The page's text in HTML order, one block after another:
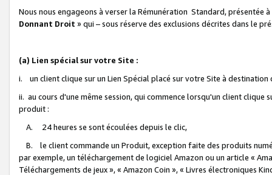
Nous nous engageons à verser la Rémunération Standard, présentée
Donnant Droit » qui – sous réserve des exclusions décrites dans le
(a) Lien spécial sur votre Site :
i. un client clique sur un Lien Spécial placé sur votre Site à destination
ii. au cours d'une même session, qui commence lorsqu'un client
produit :
A. 24 heures se sont écoulées depuis le clic,
B. le client commande un Produit, exception faite des produits
par exemple, un téléchargement de logiciel Amazon ou un article «
Téléchargements de jeux », « Amazon Coin », « Livres électroniques